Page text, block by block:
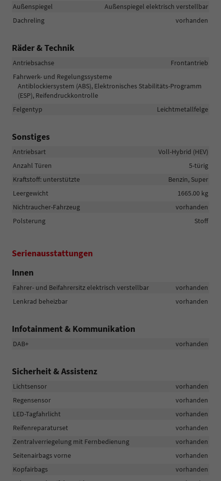
Außenspiegel
Außenspiegel elektrisch verstellbar
Dachreling
vorhanden
Räder & Technik
Antriebsachse
Frontantrieb
Fahrwerk- und Regelungssysteme
Antiblockiersystem (ABS), Elektronisches Stabilitäts-Programm
(ESP), Reifendruckkontrolle
Felgentyp
Leichtmetallfelge
Sonstiges
Antriebsart
Voll-Hybrid (HEV)
Anzahl Türen
5-türig
Kraftstoff: unterstützte
Benzin, Super
Leergewicht
1665.00 kg
Nichtraucher-Fahrzeug
vorhanden
Polsterung
Stoff
Serienausstattungen
Innen
Fahrer- und Beifahrersitz elektrisch verstellbar
vorhanden
Lenkrad beheizbar
vorhanden
Infotainment & Kommunikation
DAB+ vorhanden
Sicherheit & Assistenz
Lichtsensor
vorhanden
Regensensor
vorhanden
LED-Tagfahrlicht
vorhanden
Reifenreparaturset
vorhanden
Zentralverriegelung mit Fernbedienung
vorhanden
Seitenairbags vorne
vorhanden
Kopfairbags
vorhanden